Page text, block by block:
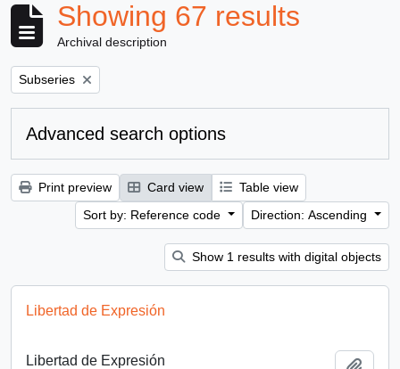
Showing 67 results
Archival description
Remove filter:
Subseries
Advanced search options
Print preview Card view
Table view
Sort by: Reference code
Direction: Ascending
Show 1 results with digital objects
Libertad de Expresión
Libertad de Expresión